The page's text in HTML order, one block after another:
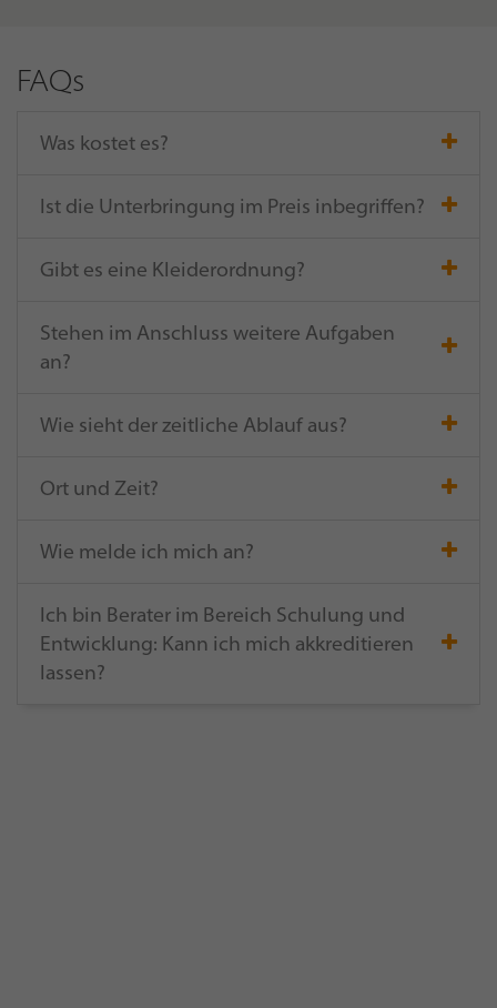
FAQs
Was kostet es?
Ist die Unterbringung im Preis inbegriffen?
Gibt es eine Kleiderordnung?
Stehen im Anschluss weitere Aufgaben
an?
Wie sieht der zeitliche Ablauf aus?
Ort und Zeit?
Wie melde ich mich an?
Ich bin Berater im Bereich Schulung und
Entwicklung: Kann ich mich akkreditieren
lassen?